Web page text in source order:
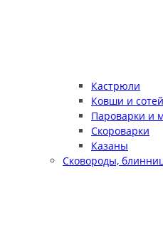
Кастрюли
Ковши и
Пароварки и
Скороварки
Казаны
Сковороды,